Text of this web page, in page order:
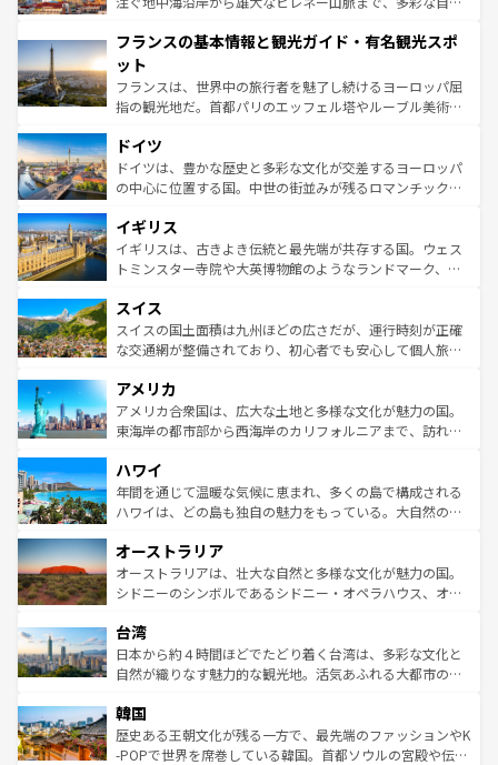
ませてくれるイタリアで、忘れられない旅をしてみよう！
なお、新着のイタリア情報は
しい。
文化が根付くこの国では、情熱的なフラメンコ、熱気あふ
れる闘牛、そして美味しいタパスが生活の一部となってい
る。首都マドリードの洗練された雰囲気や、バルセロナの
アートに溢れた街角から、地方では古代ローマ遺跡や中世
せる。地方によって風土や気候が異なるスペインはその個
性で訪れる人を魅了する。 なお、新着のスペイン情報は コ
ンテンツ一覧を参照してほしい。
フランスの基本情報と観光ガイド・有名観光スポ
ット
フランスは、世界中の旅行者を魅了し続けるヨーロッパ屈
指の観光地だ。首都パリのエッフェル塔やルーブル美術館
で、幅広い魅力が詰まっている。華麗な宮殿、歴史的な大
聖堂、美しいビーチ、そして豊かな自然が、訪れる者を心
から魅了する。また、フランスは美食の国としても知ら
いる。シャンパンの発祥地であるランス、プロヴァンスの
香り高いラベンダー畑など、多彩な楽しみ方が可能だ。さ
らに、パリ以外の地域にも魅力が溢れており、どの街角に
れる地方に足を運ぶとそれぞれで全く異なる文化を体験で
きるだろう。 なお、新着のフランス情報はコンテンツ一覧
を参照してほしい。
ドイツ
ドイツは、豊かな歴史と多彩な文化が交差するヨーロッパ
の中心に位置する国。中世の街並みが残るロマンチック街
顔を持つこの国は、どこを歩いても飽きることがない。ベ
ルリンの文化的活気、バイエルン州のアルプスの絶景、そ
してライン川沿いのワイン畑といった風景は必見。ビール
は、お酒好きな人にはぜひ体験してほしい。 なお、新着の
ドイツ情報はコンテンツ一覧を参照してほしい。
イギリス
イギリスは、古きよき伝統と最先端が共存する国。ウェス
トミンスター寺院や大英博物館のようなランドマーク、歴
リアごとに異なる魅力がある。また、優雅なアフタヌーン
ティー、ビール好きにはたまらない英国パブ、サッカー観
戦など、本場だからこそできる体験も豊富。イギリスを旅
ンツ一覧を参照してほしい。
スイス
スイスの国土面積は九州ほどの広さだが、運行時刻が正確
な交通網が整備されており、初心者でも安心して個人旅行
の建物がそのまま残る町や、スイスならではのユニークな
博物館もあり、アルプス観光だけでなく町歩きも満喫する
ことができる。国民の所得が高いため物価も高いが、旅行
ば市内交通費無料で観光を楽しむこともできる。 なお、新
着のスイス情報はコンテンツ一覧 を参照してほしい。
アメリカ
アメリカ合衆国は、広大な土地と多様な文化が魅力の国。
東海岸の都市部から西海岸のカリフォルニアまで、訪れる
のような巨大都市は、観光、ショッピング、エンターテイ
ンメントが詰まった刺激的なスポットだ。一方、アメリカ
西部には大自然が広がり、グランドキャニオンやイエロー
部のニューオーリンズでは、音楽と美食が融合した独特の
文化が魅力。旅行者はアメリカの各地域で異なる魅力を楽
しみながら、その多様性と豊かな歴史を感じることができ
ならではの贅沢な旅のスタイルだ。 なお、新着のアメリカ
情報はコンテンツ一覧を参照してほしい。
ハワイ
年間を通じて温暖な気候に恵まれ、多くの島で構成される
ハワイは、どの島も独自の魅力をもっている。大自然の神
ワイ島は見逃せない。また、定番の観光地といえばオアフ
島だが、静かな自然を求めるならマウイ島やカウアイ島が
おすすめ。エメラルドグリーンに輝く海をはじめ、豊かな
れるおもてなしの心で訪れる人々を迎えてくれるハワイの
人々、おいしいローカルフードやハワイアンミュージッ
ク、伝統的なフラダンスなど、すべてがハワイの魅力を彩
ワイを、存分に味わってほしい。 なお、新着のハワイ情報
はコンテンツ一覧を参照してほしい。
オーストラリア
オーストラリアは、壮大な自然と多様な文化が魅力の国。
シドニーのシンボルであるシドニー・オペラハウス、オー
リアリーフや大陸中央部にそびえるウルル（エアーズロッ
ク）、タスマニアの美しい原生林やケアンズの熱帯雨林な
ど、見どころがたくさん。また、カフェやワイン、オージ
いる。アクティビティも充実しており、サーフィンやダイ
ビング、ハイキングなど、アウトドア好きにはたまらな
い。オーストラリアの多彩な魅力を存分に味わいつくそ
台湾
日本から約４時間ほどでたどり着く台湾は、多彩な文化と
自然が織りなす魅力的な観光地。活気あふれる大都市の台
ン）、静ひつな山岳地帯である台湾東部など、都市の喧騒
と山間の静けさが共存しており、訪れる人に新しい発見と
驚きをもたらしてくれる。また、奥深い台湾の食文化も魅
韓国
歴史ある王朝文化が残る一方で、最先端のファッションやK
-POPで世界を席巻している韓国。首都ソウルの宮殿や伝統